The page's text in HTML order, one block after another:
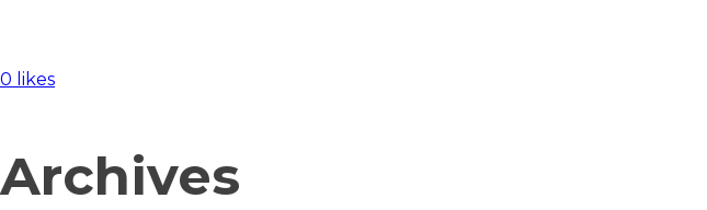
0 likes
Archives